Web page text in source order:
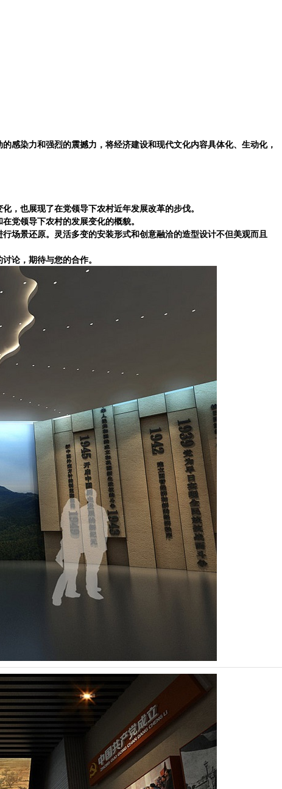
感染力和强烈的震撼力，将经济建设和现代文化内容具体化、生动化，
，也展现了在党领导下农村近年发展改革的步伐。
党领导下农村的发展变化的概貌。
场景还原。灵活多变的安装形式和创意融洽的造型设计不但美观而且
论，期待与您的合作。